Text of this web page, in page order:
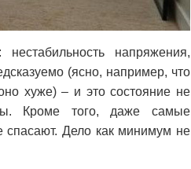
напряжения,
(ясно, например, что
хуже)– и это состояние не
Кроме того, даже самые
Дело как минимум не